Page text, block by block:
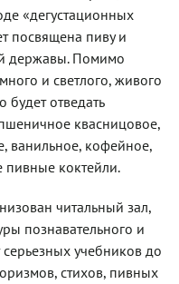
«дегустационных
посвящена пиву и
державы. Помимо
и светлого, живого
будет отведать
квасницовое,
ванильное, кофейное,
пивные коктейли.
читальный зал,
познавательного и
серьезных учебников до
стихов, пивных